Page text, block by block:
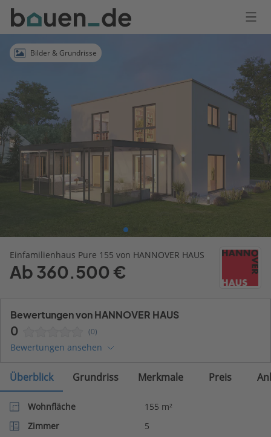
Bauen
Logo
AnmeldenBilder & Grundrisse
Einfamilienhaus Pure 155 von HANNOVER HAUS
Ab 360.500 €
Bewertungen von HANNOVER HAUS
0 (0)
Bewertungen ansehen
Überblick Grundriss Merkmale Preis
Wohnfläche
155 m²
Zimmer
5